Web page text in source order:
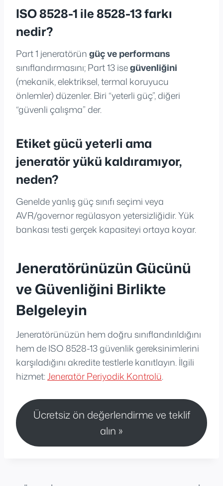
ISO 8528-1 ile 8528-13 farkı
nedir?
Part 1 jeneratörüngüç ve performans
sınıflandırmasını; Part 13 isegüvenliğini
(mekanik, elektriksel, termal koruyucu
önlemler) düzenler. Biri “yeterli güç”, diğeri
“güvenli çalışma” der.
Etiket gücü yeterli ama
jeneratör yükü kaldıramıyor,
neden?
Genelde yanlış güç sınıfı seçimi veya
AVR/governor regülasyon yetersizliğidir. Yük
bankası testi gerçek kapasiteyi ortaya koyar.
Jeneratörünüzün Gücünü
ve Güvenliğini Birlikte
Belgeleyin
Jeneratörünüzün hem doğru sınıflandırıldığını
hem de ISO 8528-13 güvenlik gereksinimlerini
karşıladığını akredite testlerle kanıtlayın. İlgili
hizmet:Jeneratör Periyodik Kontrolü.
Ücretsiz ön değerlendirme ve teklif
alın »